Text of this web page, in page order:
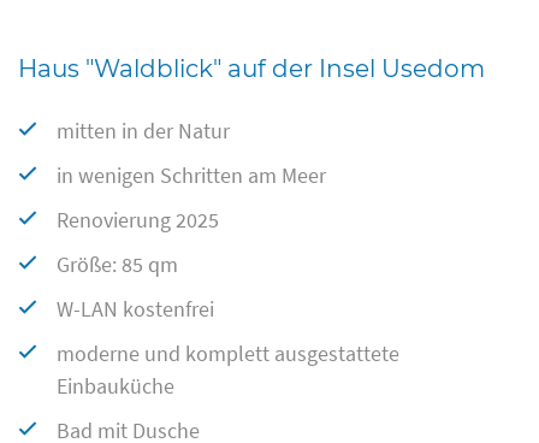
Haus "Waldblick" auf der Insel Usedom
mitten in der Natur
in wenigen Schritten am Meer
Renovierung 2025
Größe: 85 qm
W-LAN kostenfrei
moderne und komplett ausgestattete
Einbauküche
Bad mit Dusche